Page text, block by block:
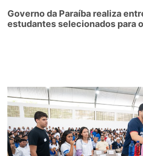
Governo da Paraíba realiza
estudantes selecionados para